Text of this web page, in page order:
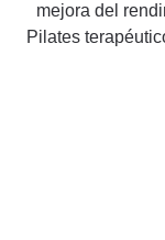
mejora del
Pilates